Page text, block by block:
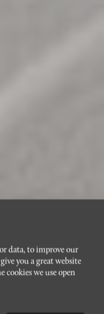
5
data, to improve our
you a great website
cookies we use open